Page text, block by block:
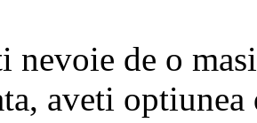
nevoie de o
aveti